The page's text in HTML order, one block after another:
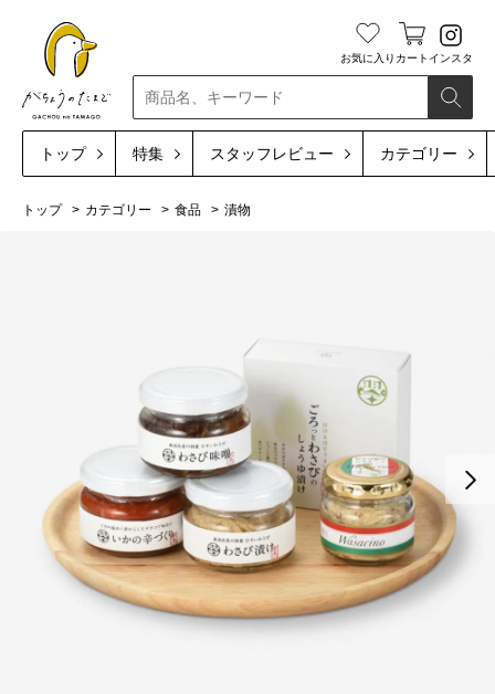
検索
お気に入り カート インスタ
トップ 特集 スタッフレビュー カテゴリー
トップ カテゴリー 食品 漬物